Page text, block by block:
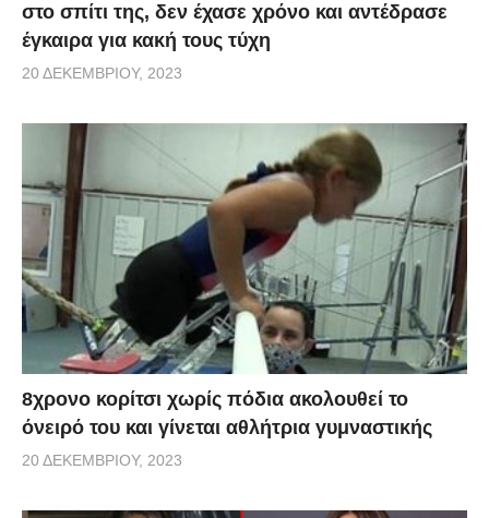
στο σπίτι της, δεν έχασε χρόνο και αντέδρασε
έγκαιρα για κακή τους τύχη
20 ΔΕΚΕΜΒΡΊΟΥ, 2023
8χρονο κορίτσι χωρίς πόδια ακολουθεί το
όνειρό του και γίνεται αθλήτρια γυμναστικής
20 ΔΕΚΕΜΒΡΊΟΥ, 2023